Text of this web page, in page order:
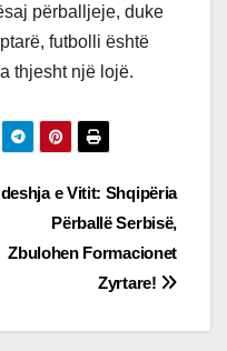
përballjeje, duke
futbolli është
thjesht një lojë.
e Vitit: Shqipëria
Përballë Serbisë,
Zbulohen Formacionet
Zyrtare!